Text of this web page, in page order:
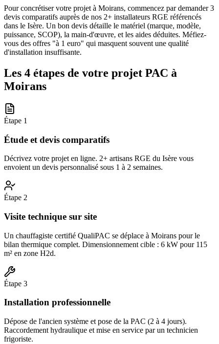
Pour concrétiser votre projet à Moirans, commencez par demander 3
devis comparatifs auprès de nos 2+ installateurs RGE référencés
dans le Isère. Un bon devis détaille le matériel (marque, modèle,
puissance, SCOP), la main-d'œuvre, et les aides déduites. Méfiez-
vous des offres "à 1 euro" qui masquent souvent une qualité
d'installation insuffisante.
Les 4 étapes de votre projet PAC à
Moirans
Étape 1
Étude et devis comparatifs
Décrivez votre projet en ligne. 2+ artisans RGE du Isère vous
envoient un devis personnalisé sous 1 à 2 semaines.
Étape 2
Visite technique sur site
Un chauffagiste certifié QualiPAC se déplace à Moirans pour le
bilan thermique complet. Dimensionnement cible : 6 kW pour 115
m² en zone H2d.
Étape 3
Installation professionnelle
Dépose de l'ancien système et pose de la PAC (2 à 4 jours).
Raccordement hydraulique et mise en service par un technicien
frigoriste.